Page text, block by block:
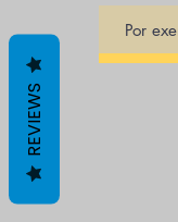
REVIEWS